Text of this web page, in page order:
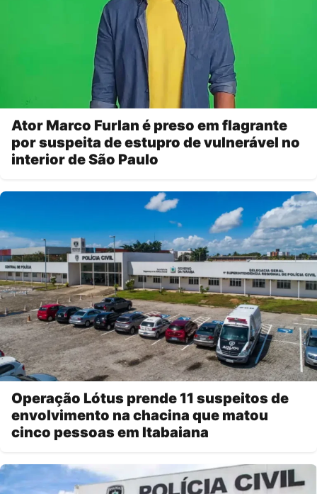
Ator Marco Furlan é preso em flagrante
por suspeita de estupro de vulnerável no
interior de São Paulo
Operação Lótus prende 11 suspeitos de
envolvimento na chacina que matou
cinco pessoas em Itabaiana